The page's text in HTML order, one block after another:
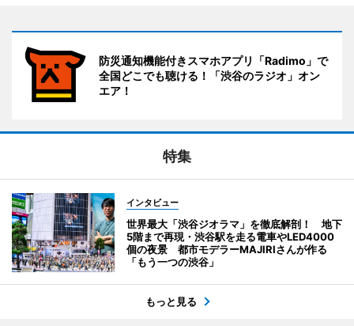
防災通知機能付きスマホアプリ「Radimo」で
全国どこでも聴ける！「渋谷のラジオ」オン
エア！
特集
インタビュー
世界最大「渋谷ジオラマ」を徹底解剖！ 地下
5階まで再現・渋谷駅を走る電車やLED4000
個の夜景 都市モデラーMAJIRIさんが作る
「もう一つの渋谷」
もっと見る